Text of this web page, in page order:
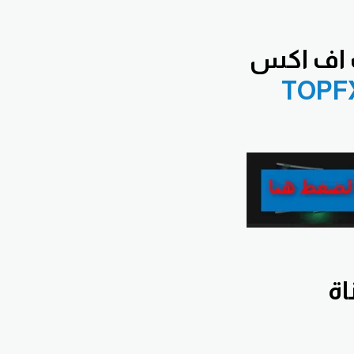
اف اكس